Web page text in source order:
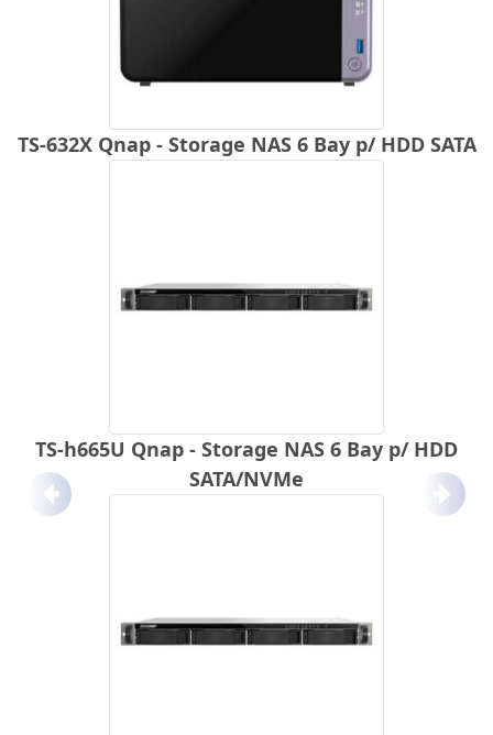
TS-632X Qnap - Storage NAS 6 Bay p/ HDD SATA
TS-h665U Qnap - Storage NAS 6 Bay p/ HDD
SATA/NVMe
Anterior